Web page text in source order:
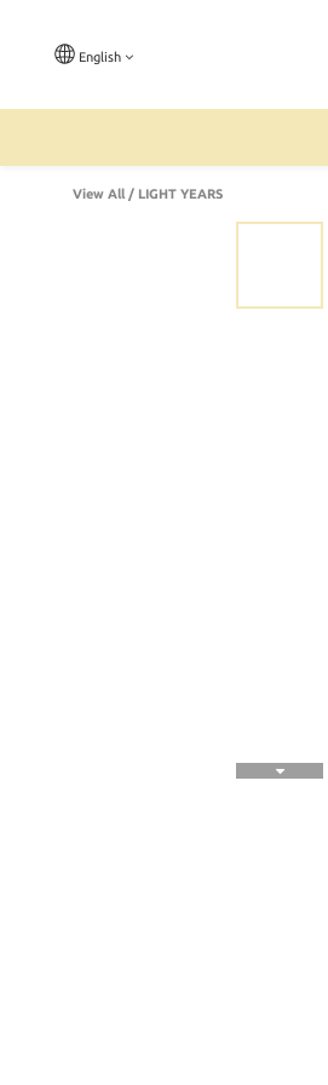
English
View All / LIGHT YEARS